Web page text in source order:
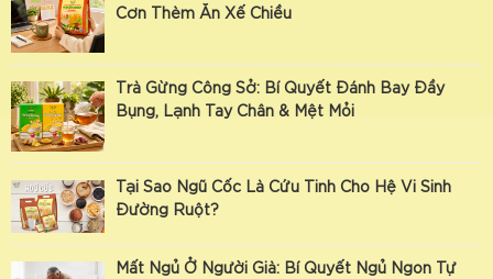
Cơn Thèm Ăn Xế Chiều
Trà Gừng Công Sở: Bí Quyết Đánh Bay Đầy
Bụng, Lạnh Tay Chân & Mệt Mỏi
Tại Sao Ngũ Cốc Là Cứu Tinh Cho Hệ Vi Sinh
Đường Ruột?
Mất Ngủ Ở Người Già: Bí Quyết Ngủ Ngon Tự